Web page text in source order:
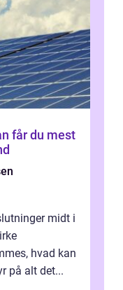
midt i
hvad kan
på alt det...